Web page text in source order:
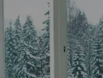
Ramonage 56
Morbihan